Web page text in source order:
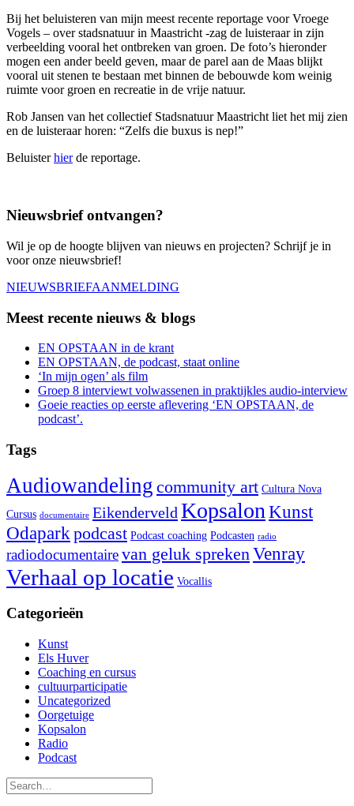
Bij het beluisteren van mijn meest recente reportage voor Vroege
Vogels – over stadsnatuur in Maastricht -zag de luisteraar in zijn
verbeelding vooral het ontbreken van groen. De foto’s hieronder
mogen een ander beeld geven, maar de parel aan de Maas blijkt
vooral uit stenen te bestaan met binnen de bebouwde kom weinig
ruimte voor groen en recreatie in de vrije natuur.
Rob Jansen van het collectief Stadsnatuur Maastricht liet het mij zien
en de luisteraar horen: “Zelfs die buxus is nep!”
Beluisterhierde reportage.
Nieuwsbrief ontvangen?
Wil je op de hoogte blijven van nieuws en projecten? Schrijf je in
voor onze nieuwsbrief!
NIEUWSBRIEFAANMELDING
Meest recente nieuws & blogs
EN OPSTAAN in de krant
EN OPSTAAN, de podcast, staat online
‘In mijn ogen’ als film
Groep 8 interviewt volwassenen in praktijkles audio-interview
Goeie reacties op eerste aflevering ‘EN OPSTAAN, de
podcast’.
Tags
Audiowandeling community art Cultura Nova
Cursus documentaire Eikenderveld Kopsalon Kunst
Odapark podcast Podcast coaching Podcasten radio
radiodocumentairevan geluk spreken Venray
Verhaal op locatie Vocallis
Categorieën
Kunst
Els Huver
Coaching en cursus
cultuurparticipatie
Uncategorized
Oorgetuige
Kopsalon
Radio
Podcast